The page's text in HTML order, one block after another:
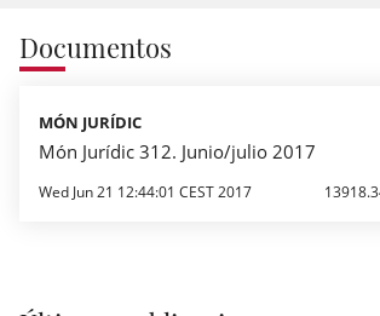
Documentos
MÓN JURÍDIC
Món Jurídic 312. Junio/julio 2017
Wed Jun 21 12:44:01 CEST 2017